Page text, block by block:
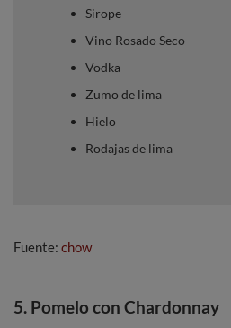
Sirope
Vino Rosado Seco
Vodka
Zumo de lima
Hielo
Rodajas de lima
Fuente: chow
5. Pomelo con Chardonnay